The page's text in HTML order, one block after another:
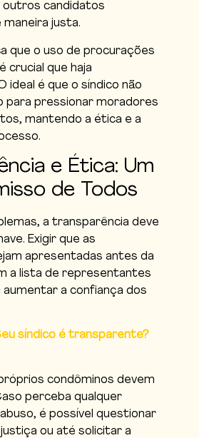
outros candidatos
justa.
que o uso de procurações
crucial que haja
ideal é que o síndico não
para pressionar moradores
mantendo a ética e a
e Ética: Um
de Todos
a transparência deve
Exigir que as
apresentadas antes da
a lista de representantes
aumentar a confiança dos
síndico é transparente?
condôminos devem
perceba qualquer
é possível questionar
ou até solicitar a